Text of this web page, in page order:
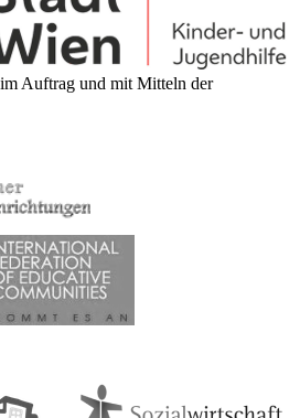
Auftrag und mit Mitteln der